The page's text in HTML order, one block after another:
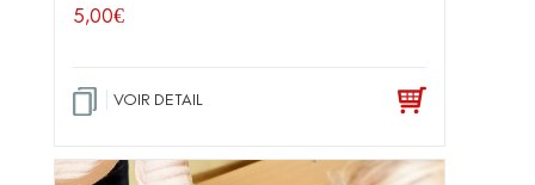
5,00€
VOIR DETAIL